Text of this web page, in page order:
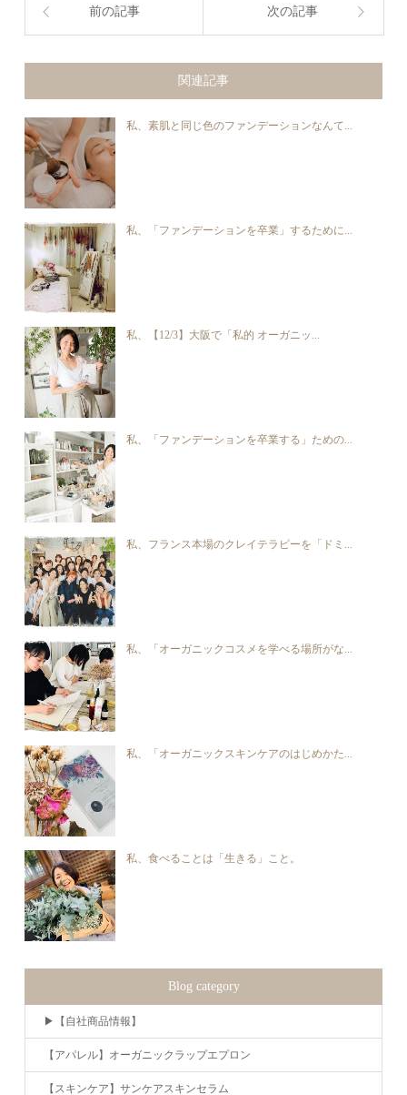
前の記事 次の記事
関連記事
私、素肌と同じ色のファンデーションなんて...
私、「ファンデーションを卒業」するために...
私、【12/3】大阪で「私的 オーガニッ...
私、「ファンデーションを卒業する」ための...
私、フランス本場のクレイテラピーを「ドミ...
私、「オーガニックコスメを学べる場所がな...
私、「オーガニックスキンケアのはじめかた...
私、食べることは「生きる」こと。
Blog category
▶︎【自社商品情報】
【アパレル】オーガニックラップエプロン
【スキンケア】サンケアスキンセラム